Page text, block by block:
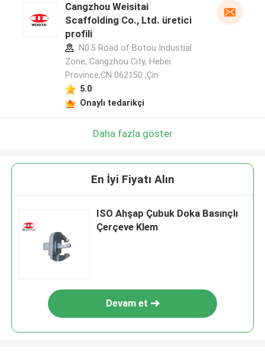
Cangzhou Weisitai
Scaffolding Co., Ltd. üretici
profili
N0.5 Road of Botou Industial
Zone, Cangzhou City, Hebei
Province,CN 062150 ,Çin
5.0
Onaylı tedarikçi
Daha fazla göster
En İyi Fiyatı Alın
ISO Ahşap Çubuk Doka Basınçlı
Çerçeve Klem
Devam et